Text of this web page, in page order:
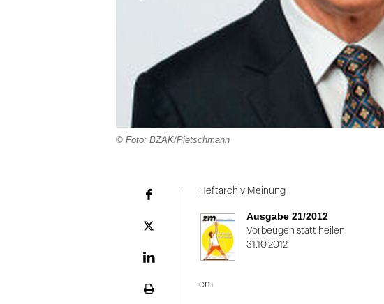
© Foto: BZÄK/Pietschmann
Plattform
Heftarchiv Meinung
Ausgabe 21/2012
Vorbeugen statt heilen
31.10.2012
em